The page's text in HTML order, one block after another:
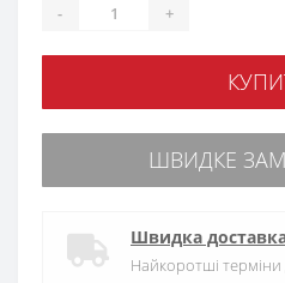
- +
ШВИДКЕ
Швидка
Найкоротші терміни